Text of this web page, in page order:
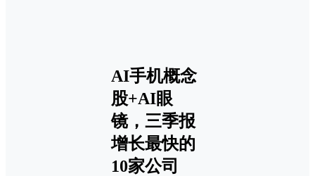
AI手机概念
股+AI眼
镜，三季报
增长最快的
10家公司